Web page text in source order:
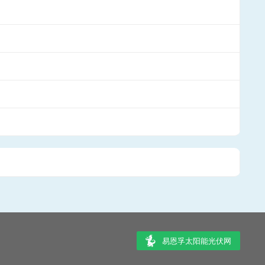
易恩孚太阳能光伏网